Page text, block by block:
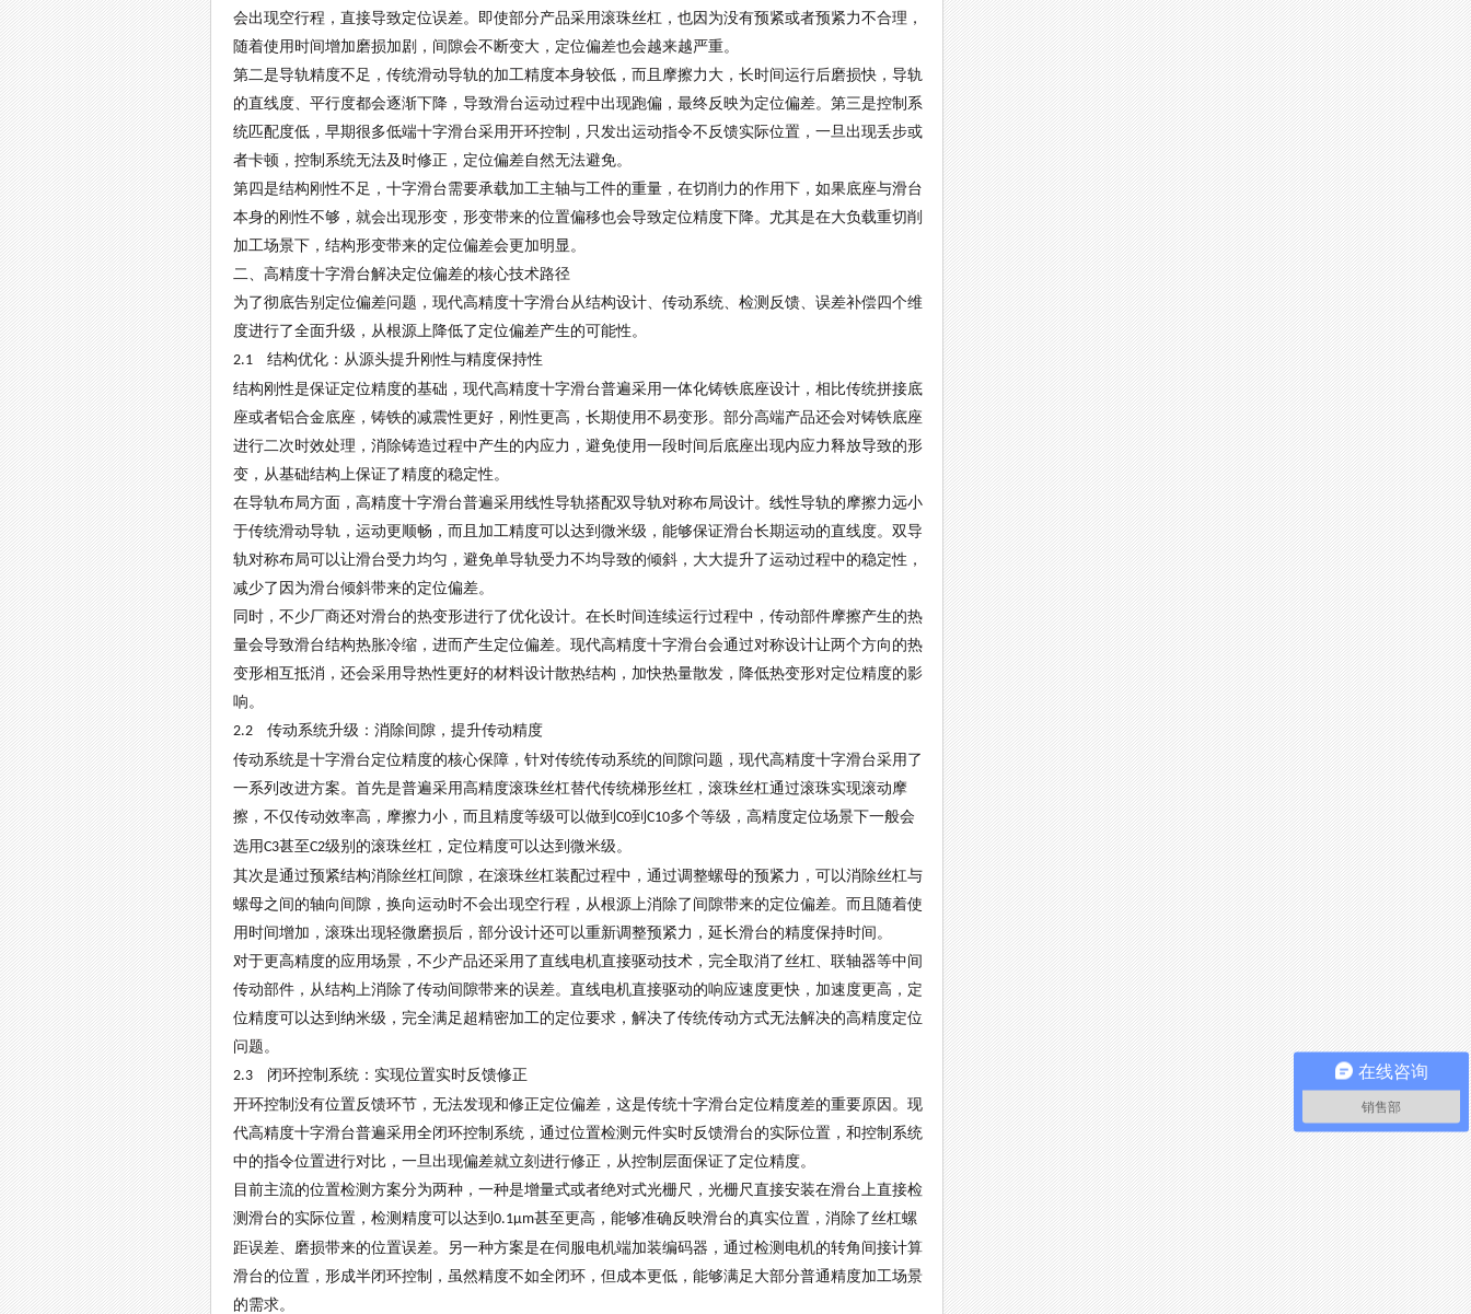
会出现空行程，直接导致定位误差。即使部分产品采用滚珠丝杠，也因为没有预紧或者预紧力不合理，
随着使用时间增加磨损加剧，间隙会不断变大，定位偏差也会越来越严重。
第二是导轨精度不足，传统滑动导轨的加工精度本身较低，而且摩擦力大，长时间运行后磨损快，导轨
的直线度、平行度都会逐渐下降，导致滑台运动过程中出现跑偏，最终反映为定位偏差。第三是控制系
统匹配度低，早期很多低端十字滑台采用开环控制，只发出运动指令不反馈实际位置，一旦出现丢步或
者卡顿，控制系统无法及时修正，定位偏差自然无法避免。
第四是结构刚性不足，十字滑台需要承载加工主轴与工件的重量，在切削力的作用下，如果底座与滑台
本身的刚性不够，就会出现形变，形变带来的位置偏移也会导致定位精度下降。尤其是在大负载重切削
加工场景下，结构形变带来的定位偏差会更加明显。
二、高精度十字滑台解决定位偏差的核心技术路径
为了彻底告别定位偏差问题，现代高精度十字滑台从结构设计、传动系统、检测反馈、误差补偿四个维
度进行了全面升级，从根源上降低了定位偏差产生的可能性。
2.1 结构优化：从源头提升刚性与精度保持性
结构刚性是保证定位精度的基础，现代高精度十字滑台普遍采用一体化铸铁底座设计，相比传统拼接底
座或者铝合金底座，铸铁的减震性更好，刚性更高，长期使用不易变形。部分高端产品还会对铸铁底座
进行二次时效处理，消除铸造过程中产生的内应力，避免使用一段时间后底座出现内应力释放导致的形
变，从基础结构上保证了精度的稳定性。
在导轨布局方面，高精度十字滑台普遍采用线性导轨搭配双导轨对称布局设计。线性导轨的摩擦力远小
于传统滑动导轨，运动更顺畅，而且加工精度可以达到微米级，能够保证滑台长期运动的直线度。双导
轨对称布局可以让滑台受力均匀，避免单导轨受力不均导致的倾斜，大大提升了运动过程中的稳定性，
减少了因为滑台倾斜带来的定位偏差。
同时，不少厂商还对滑台的热变形进行了优化设计。在长时间连续运行过程中，传动部件摩擦产生的热
量会导致滑台结构热胀冷缩，进而产生定位偏差。现代高精度十字滑台会通过对称设计让两个方向的热
变形相互抵消，还会采用导热性更好的材料设计散热结构，加快热量散发，降低热变形对定位精度的影
响。
2.2 传动系统升级：消除间隙，提升传动精度
传动系统是十字滑台定位精度的核心保障，针对传统传动系统的间隙问题，现代高精度十字滑台采用了
一系列改进方案。首先是普遍采用高精度滚珠丝杠替代传统梯形丝杠，滚珠丝杠通过滚珠实现滚动摩
擦，不仅传动效率高，摩擦力小，而且精度等级可以做到 C0到 C10多个等级，高精度定位场景下一般会
选用C3甚至C2级别的滚珠丝杠，定位精度可以达到微米级。
其次是通过预紧结构消除丝杠间隙，在滚珠丝杠装配过程中，通过调整螺母的预紧力，可以消除丝杠与
螺母之间的轴向间隙，换向运动时不会出现空行程，从根源上消除了间隙带来的定位偏差。而且随着使
用时间增加，滚珠出现轻微磨损后，部分设计还可以重新调整预紧力，延长滑台的精度保持时间。
对于更高精度的应用场景，不少产品还采用了直线电机直接驱动技术，完全取消了丝杠、联轴器等中间
传动部件，从结构上消除了传动间隙带来的误差。直线电机直接驱动的响应速度更快，加速度更高，定
位精度可以达到纳米级，完全满足超精密加工的定位要求，解决了传统传动方式无法解决的高精度定位
问题。
2.3 闭环控制系统：实现位置实时反馈修正
开环控制没有位置反馈环节，无法发现和修正定位偏差，这是传统十字滑台定位精度差的重要原因。现
代高精度十字滑台普遍采用全闭环控制系统，通过位置检测元件实时反馈滑台的实际位置，和控制系统
中的指令位置进行对比，一旦出现偏差就立刻进行修正，从控制层面保证了定位精度。
目前主流的位置检测方案分为两种，一种是增量式或者绝对式光栅尺，光栅尺直接安装在滑台上直接检
测滑台的实际位置，检测精度可以达到 0.1μm甚至更高，能够准确反映滑台的真实位置，消除了丝杠螺
距误差、磨损带来的位置误差。另一种方案是在伺服电机端加装编码器，通过检测电机的转角间接计算
滑台的位置，形成半闭环控制，虽然精度不如全闭环，但成本更低，能够满足大部分普通精度加工场景
的需求。
在线咨询
销售部